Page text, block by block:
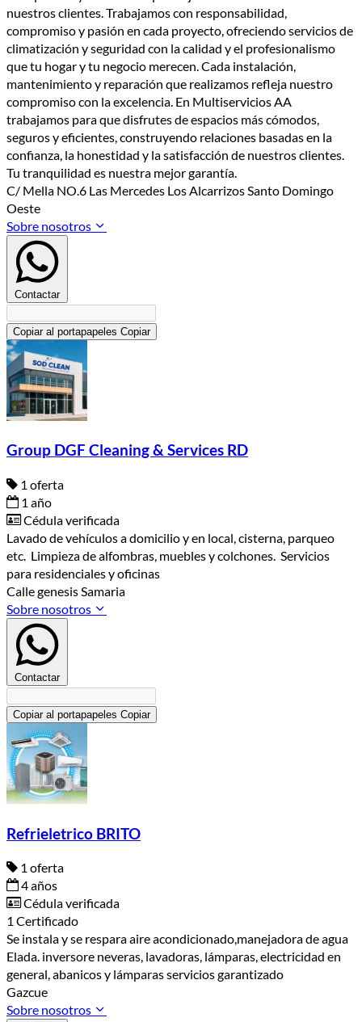
nuestros clientes. Trabajamos con responsabilidad,
compromiso y pasión en cada proyecto, ofreciendo servicios de
climatización y seguridad con la calidad y el profesionalismo
que tu hogar y tu negocio merecen. Cada instalación,
mantenimiento y reparación que realizamos refleja nuestro
compromiso con la excelencia. En Multiservicios AA
trabajamos para que disfrutes de espacios más cómodos,
seguros y eficientes, construyendo relaciones basadas en la
confianza, la honestidad y la satisfacción de nuestros clientes.
Tu tranquilidad es nuestra mejor garantía.
C/ Mella NO.6 Las Mercedes Los Alcarrizos Santo Domingo
Oeste
Sobre nosotros
Contactar
Copiar al portapapeles Copiar
Group DGF Cleaning & Services RD
1 oferta
1 año
Cédula verificada
Lavado de vehículos a domicilio y en local, cisterna, parqueo
etc. Limpieza de alfombras, muebles y colchones. Servicios
para residenciales y oficinas
Calle genesis Samaria
Sobre nosotros
Contactar
Copiar al portapapeles Copiar
Refrieletrico BRITO
1 oferta
4 años
Cédula verificada
1 Certificado
Se instala y se respara aire acondicionado,manejadora de agua
Elada. inversore neveras, lavadoras, lámparas, electricidad en
general, abanicos y lámparas servicios garantizado
Gazcue
Sobre nosotros